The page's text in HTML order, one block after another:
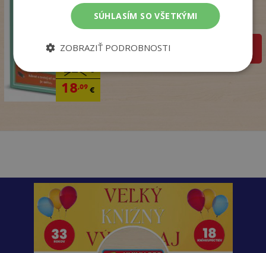
22 €
18,09€
Perryová Philippa
pridať do košíka
SÚHLASÍM SO VŠETKÝMI
ZOBRAZIŤ PODROBNOSTI